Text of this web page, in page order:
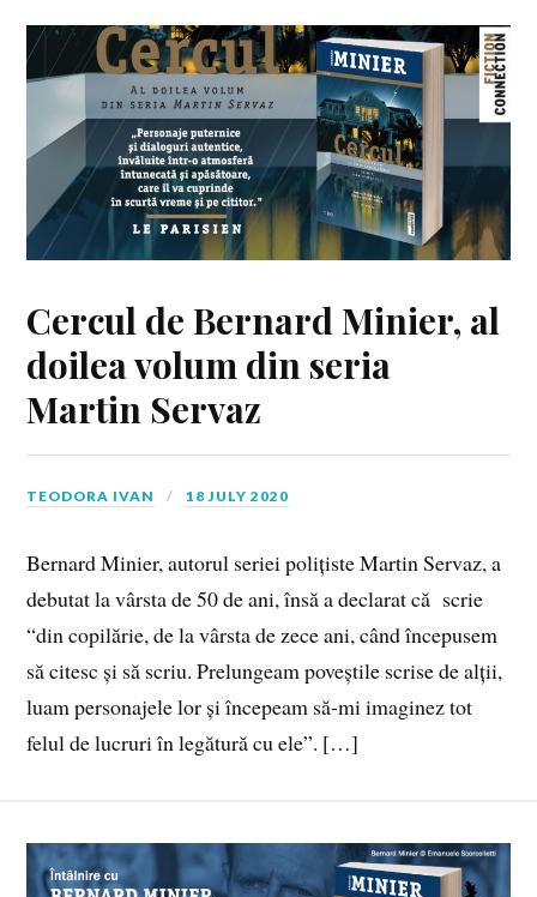
Cercul de Bernard Minier, al
doilea volum din seria
Martin Servaz
TEODORA IVAN 18 JULY 2020
Bernard Minier, autorul seriei polițiste Martin Servaz, a
debutat la vârsta de 50 de ani, însă a declarat că scrie
“din copilărie, de la vârsta de zece ani, când începusem
să citesc și să scriu. Prelungeam poveștile scrise de alții,
luam personajele lor și începeam să-mi imaginez tot
felul de lucruri în legătură cu ele”. […]